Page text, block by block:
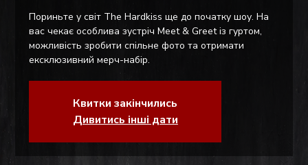
Пориньте у світ The Hardkiss ще до початку шоу. На
вас чекає особлива зустріч Meet & Greet із гуртом,
можливість зробити спільне фото та отримати
ексклюзивний мерч-набір.
Квитки закінчились
Дивитись інші дати